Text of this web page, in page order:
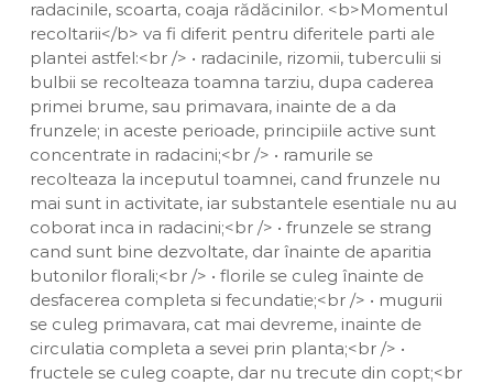
radacinile, scoarta, coaja rădăcinilor. <b>Momentul
recoltarii</b> va fi diferit pentru diferitele parti ale
plantei astfel:<br /> • radacinile, rizomii, tuberculii si
bulbii se recolteaza toamna tarziu, dupa caderea
primei brume, sau primavara, inainte de a da
frunzele; in aceste perioade, principiile active sunt
concentrate in radacini;<br /> • ramurile se
recolteaza la inceputul toamnei, cand frunzele nu
mai sunt in activitate, iar substantele esentiale nu au
coborat inca in radacini;<br /> • frunzele se strang
cand sunt bine dezvoltate, dar înainte de aparitia
butonilor florali;<br /> • florile se culeg înainte de
desfacerea completa si fecundatie;<br /> • mugurii
se culeg primavara, cat mai devreme, inainte de
circulatia completa a sevei prin planta;<br /> •
fructele se culeg coapte, dar nu trecute din copt;<br